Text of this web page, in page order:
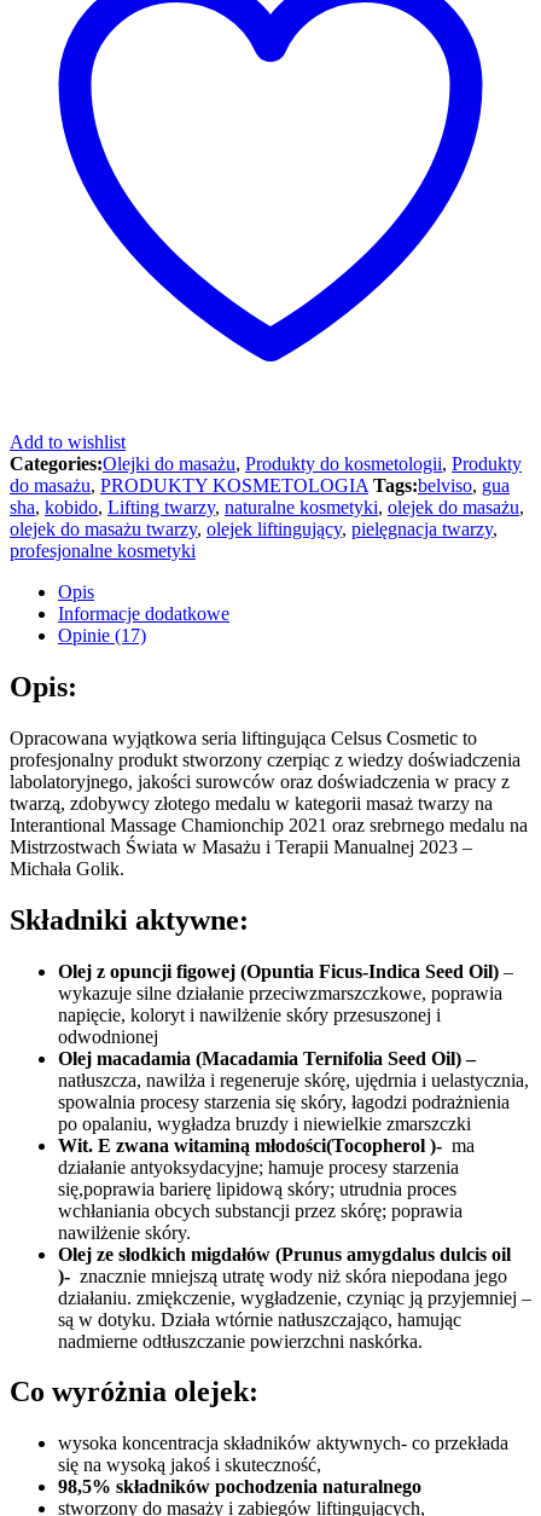
Add to wishlist
Categories:Olejki do masażu, Produkty do kosmetologii, Produkty
do masażu, PRODUKTY KOSMETOLOGIA Tags:belviso, gua
sha, kobido, Lifting twarzy, naturalne kosmetyki, olejek do masażu,
olejek do masażu twarzy, olejek liftingujący, pielęgnacja twarzy,
profesjonalne kosmetyki
Opis
Informacje dodatkowe
Opinie (17)
Opis:
Opracowana wyjątkowa seria liftingująca Celsus Cosmetic to
profesjonalny produkt stworzony czerpiąc z wiedzy doświadczenia
labolatoryjnego, jakości surowców oraz doświadczenia w pracy z
twarzą, zdobywcy złotego medalu w kategorii masaż twarzy na
Interantional Massage Chamionchip 2021 oraz srebrnego medalu na
Mistrzostwach Świata w Masażu i Terapii Manualnej 2023 –
Michała Golik.
Składniki aktywne:
Olej z opuncji figowej (Opuntia Ficus-Indica Seed Oil) –
wykazuje silne działanie przeciwzmarszczkowe, poprawia
napięcie, koloryt i nawilżenie skóry przesuszonej i
odwodnionej
Olej macadamia (Macadamia Ternifolia Seed Oil) –
natłuszcza, nawilża i regeneruje skórę, ujędrnia i uelastycznia,
spowalnia procesy starzenia się skóry, łagodzi podrażnienia
po opalaniu, wygładza bruzdy i niewielkie zmarszczki
Wit. E zwana witaminą młodości(Tocopherol )- ma
działanie antyoksydacyjne; hamuje procesy starzenia
się,poprawia barierę lipidową skóry; utrudnia proces
wchłaniania obcych substancji przez skórę; poprawia
nawilżenie skóry.
Olej ze słodkich migdałów (Prunus amygdalus dulcis oil
)- znacznie mniejszą utratę wody niż skóra niepodana jego
działaniu. zmiękczenie, wygładzenie, czyniąc ją przyjemniej –
są w dotyku. Działa wtórnie natłuszczająco, hamując
nadmierne odtłuszczanie powierzchni naskórka.
Co wyróżnia olejek:
wysoka koncentracja składników aktywnych- co przekłada
się na wysoką jakoś i skuteczność,
98,5% składników pochodzenia naturalnego
stworzony do masaży i zabiegów liftingujących,